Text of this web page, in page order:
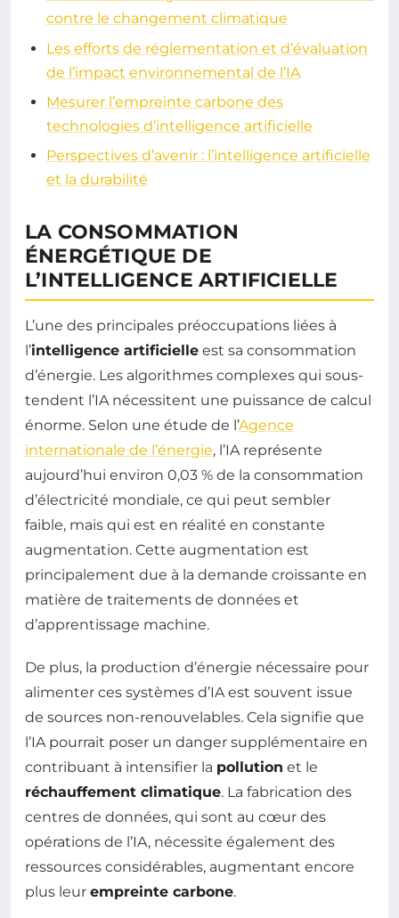
contre le changement climatique
Les efforts de réglementation et d’évaluation
de l’impact environnemental de l’IA
Mesurer l’empreinte carbone des
technologies d’intelligence artificielle
Perspectives d’avenir : l’intelligence artificielle
et la durabilité
LA CONSOMMATION
ÉNERGÉTIQUE DE
L’INTELLIGENCE ARTIFICIELLE
L’une des principales préoccupations liées à
l’intelligence artificielle est sa consommation
d’énergie. Les algorithmes complexes qui sous-
tendent l’IA nécessitent une puissance de calcul
énorme. Selon une étude de l’Agence
internationale de l’énergie, l’IA représente
aujourd’hui environ 0,03 % de la consommation
d’électricité mondiale, ce qui peut sembler
faible, mais qui est en réalité en constante
augmentation. Cette augmentation est
principalement due à la demande croissante en
matière de traitements de données et
d’apprentissage machine.
De plus, la production d’énergie nécessaire pour
alimenter ces systèmes d’IA est souvent issue
de sources non-renouvelables. Cela signifie que
l’IA pourrait poser un danger supplémentaire en
contribuant à intensifier la pollution et le
réchauffement climatique. La fabrication des
centres de données, qui sont au cœur des
opérations de l’IA, nécessite également des
ressources considérables, augmentant encore
plus leur empreinte carbone.